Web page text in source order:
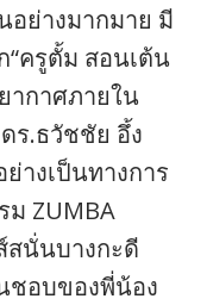
อย่างมากมาย มี
ครูตั้ม สอนเต้น
ากาศภายใน
ร.ธวัชชัย อึ้ง
างเป็นทางการ
ZUMBA
สนั่นบางกะดี
ชอบของพี่น้อง